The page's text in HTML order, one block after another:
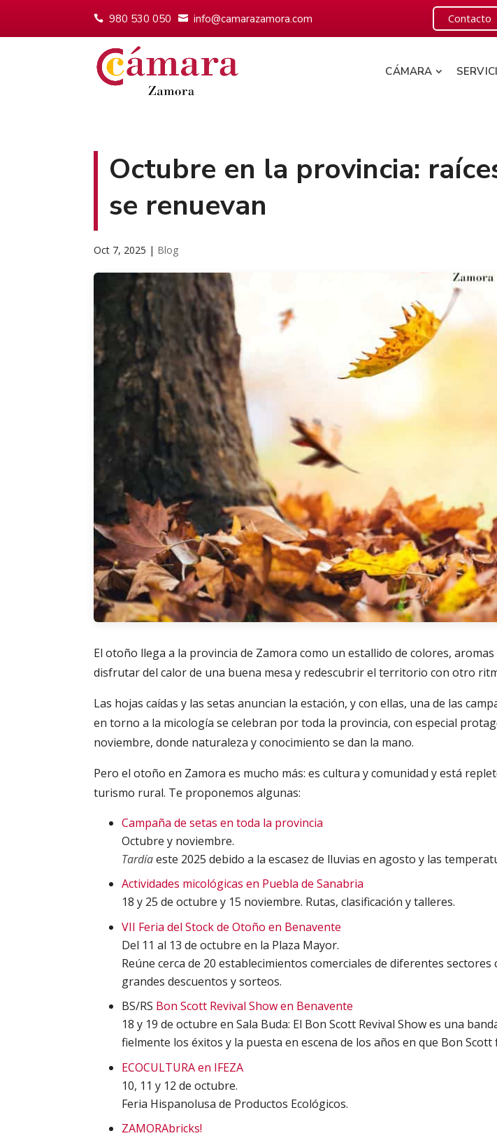
980 530 050 info@camarazamora.com Contacto
CÁMARA
Octubre en la provincia:
se renuevan
Oct 7, 2025 | Blog
El otoño llega a la provincia de Zamora como un estallido de colores,
disfrutar del calor de una buena mesa y redescubrir el territorio con otro
Las hojas caídas y las setas anuncian la estación, y con ellas, una de las
en torno a la micología se celebran por toda la provincia, con especial
noviembre, donde naturaleza y conocimiento se dan la mano.
Pero el otoño en Zamora es mucho más: es cultura y comunidad y está
turismo rural. Te proponemos algunas:
Campaña de setas en toda la provincia
Octubre y noviembre.
Tardíaeste 2025 debido a la escasez de lluvias en agosto y las
Actividades micológicas en Puebla de Sanabria
18 y 25 de octubre y 15 noviembre. Rutas, clasificación y talleres.
VII Feria del Stock de Otoño en Benavente
Del 11 al 13 de octubre en la Plaza Mayor.
Reúne cerca de 20 establecimientos comerciales de diferentes
grandes descuentos y sorteos.
BS/RS Bon Scott Revival Show en Benavente
18 y 19 de octubre en Sala Buda: El Bon Scott Revival Show es una
fielmente los éxitos y la puesta en escena de los años en que Bon Scott
ECOCULTURA en IFEZA
10, 11 y 12 de octubre.
Feria Hispanolusa de Productos Ecológicos.
ZAMORAbricks!